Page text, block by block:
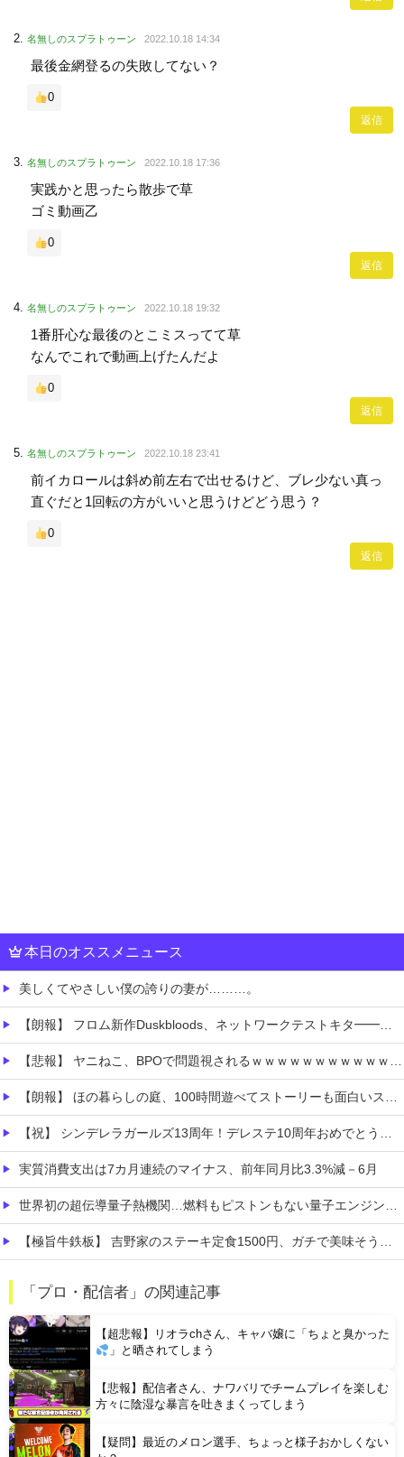
名無しのスプラトゥーン 2022.10.18 14:34
最後金網登るの失敗してない？
0
返信
名無しのスプラトゥーン 2022.10.18 17:36
実践かと思ったら散歩で草
ゴミ動画乙
0
返信
名無しのスプラトゥーン 2022.10.18 19:32
1番肝心な最後のとこミスってて草
なんでこれで動画上げたんだよ
0
返信
名無しのスプラトゥーン 2022.10.18 23:41
前イカロールは斜め前左右で出せるけど、ブレ少ない真っ
直ぐだと1回転の方がいいと思うけどどう思う？
0
返信
本日のオススメニュース
美しくてやさしい僕の誇りの妻が………。
【朗報】 フロム新作Duskbloods、ネットワークテストキタ━━━━(゜∀゜)━━━━!!
【悲報】 ヤニねこ、BPOで問題視されるｗｗｗｗｗｗｗｗｗｗｗｗｗ
【朗報】 ほの暮らしの庭、100時間遊べてストーリーも面白いスタバレの上位互換だとまじで好評
【祝】 シンデレラガールズ13周年！デレステ10周年おめでとう！ガチャ更新SSR八神マキノ・イベントSRイヴ、SR望月聖！
実質消費支出は7カ月連続のマイナス、前年同月比3.3%減－6月
世界初の超伝導量子熱機関…燃料もピストンもない量子エンジンが回った！
【極旨牛鉄板】 吉野家のステーキ定食1500円、ガチで美味そうｗｗｗ
職場の人妻と不倫をして、ついに、、、
Powered by livedoor 相互RSS
「プロ・配信者」の関連記事
【超悲報】リオラchさん、キャバ嬢に「ちょと臭かった
」と晒されてしまう
【悲報】配信者さん、ナワバリでチームプレイを楽しむ
方々に陰湿な暴言を吐きまくってしまう
【疑問】最近のメロン選手、ちょっと様子おかしくない